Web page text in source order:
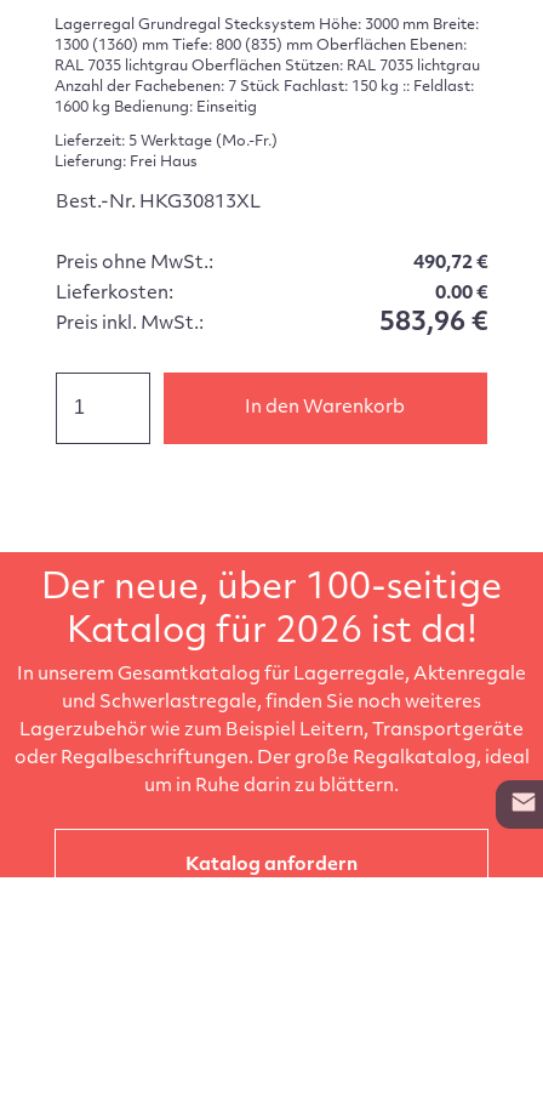
Lagerregal Grundregal Stecksystem Höhe: 3000 mm Breite:
1300 (1360) mm Tiefe: 800 (835) mm Oberflächen Ebenen:
RAL 7035 lichtgrau Oberflächen Stützen: RAL 7035 lichtgrau
Anzahl der Fachebenen: 7 Stück Fachlast: 150 kg :: Feldlast:
1600 kg Bedienung: Einseitig
Lieferzeit: 5 Werktage (Mo.-Fr.)
Lieferung: Frei Haus
Best.-Nr. HKG30813XL
Preis ohne MwSt.:
490,72 €
Lieferkosten:
0.00 €
Preis inkl. MwSt.:
583,96 €
In den Warenkorb
Der neue, über 100-seitige
Katalog für 2026 ist da!
In unserem Gesamtkatalog für Lagerregale, Aktenregale
und Schwerlastregale, finden Sie noch weiteres
Lagerzubehör wie zum Beispiel Leitern, Transportgeräte
oder Regalbeschriftungen. Der große Regalkatalog, ideal
um in Ruhe darin zu blättern.
Katalog anfordern